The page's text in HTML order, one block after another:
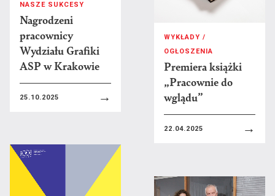
B
Marlena Biczak
Artur Blusiewicz
Tomáš Agat Błoński
Ireneusz Borowski
Kacper Bożek
Marta Bożyk
Zasady rekrutacji na studia
Konsultacje
FACULTY
INFORMATION
DEPARTMENTS
LOCATIONS
CONTACT
NASZE SUKCESY
Nagrodzeni
pracownicy
Wydziału Grafiki
ASP w Krakowie
25.10.2025 →
WYKŁADY /
OGŁOSZENIA
Premiera książki
„Pracownie do
wglądu”
22.04.2025 →